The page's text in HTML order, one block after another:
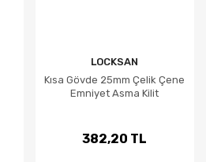
LOCKSAN
Kısa Gövde 25mm Çelik Çene
Emniyet Asma Kilit
382,20 TL